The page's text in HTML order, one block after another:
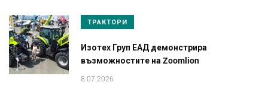
ТРАКТОРИ
Изотех Груп ЕАД демонстрира
възможностите на Zoomlion
8.07.2026